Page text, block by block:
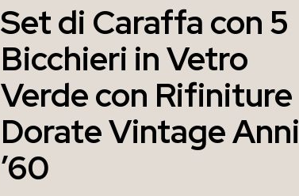
Set di Caraffa con 5
Bicchieri in Vetro
Verde con Rifiniture
Dorate Vintage Anni
’60